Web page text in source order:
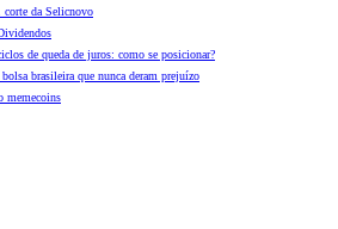
corte da Selicnovo
de queda de juros: como se posicionar?
bolsa brasileira que nunca deram prejuízo
memecoins